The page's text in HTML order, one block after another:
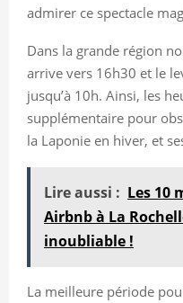
admirer ce spectacle
Dans la grande région
arrive vers 16h30 et le
jusqu’à 10h. Ainsi, les
supplémentaire pour
la Laponie en hiver, et
Lire aussi : Les 10
Airbnb à La
inoubliable !
La meilleure période